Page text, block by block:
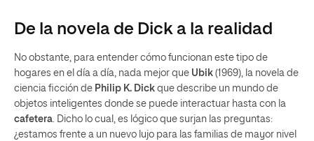
De la novela de Dick a la realidad
No obstante, para entender cómo funcionan este tipo de
hogares en el día a día, nada mejor que Ubik (1969), la novela de
ciencia ficción de Philip K. Dick que describe un mundo de
objetos inteligentes donde se puede interactuar hasta con la
cafetera. Dicho lo cual, es lógico que surjan las preguntas:
¿estamos frente a un nuevo lujo para las familias de mayor nivel